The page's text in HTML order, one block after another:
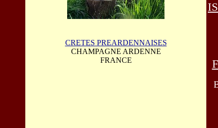
CRETES PREARDENNAISES
CHAMPAGNE ARDENNE
FRANCE